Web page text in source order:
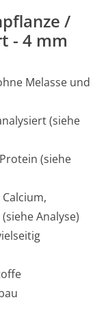
/
- 4 mm
Melasse und
(siehe
(siehe
Analyse)